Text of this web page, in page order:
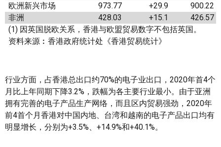
欧洲新兴市场
973.77 +29.9
900.22
非洲
428.03 +15.1
426.57
(1) 因英国脱欧关系，香港与欧盟贸易数字不包括英国。
资料来源︰香港政府统计处《香港贸易统计》
行业方面，占香港总出口约70%的电子业出口，2020年首4个
月比上年同期下降3.2%，跌幅为各主要行业最小。由于亚洲
拥有完善的电子产品生产网络，而且区内贸易强劲，2020年
前4首个月香港对中国内地、台湾和越南的电子产品出口均有
明显增长，分别为+3.5%、+14.9%和+40.1%。